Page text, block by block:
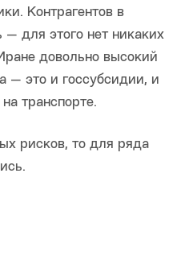
Контрагентов в
— для этого нет никаких
довольно высокий
— это и госсубсидии, и
транспорте.
рисков, то для ряда